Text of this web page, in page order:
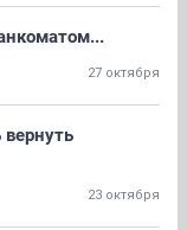
27 октября
23 октября